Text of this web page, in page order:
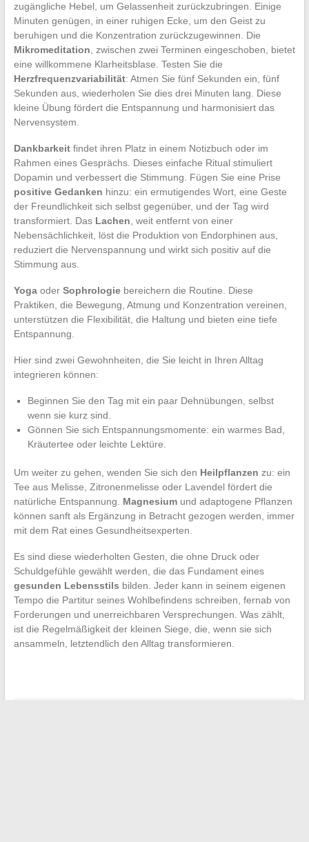
zugängliche Hebel, um Gelassenheit zurückzubringen. Einige
Minuten genügen, in einer ruhigen Ecke, um den Geist zu
beruhigen und die Konzentration zurückzugewinnen. Die
Mikromeditation , zwischen zwei Terminen eingeschoben, bietet
eine willkommene Klarheitsblase. Testen Sie die
Herzfrequenzvariabilität: Atmen Sie fünf Sekunden ein, fünf
Sekunden aus, wiederholen Sie dies drei Minuten lang. Diese
kleine Übung fördert die Entspannung und harmonisiert das
Nervensystem.
Dankbarkeitfindet ihren Platz in einem Notizbuch oder im
Rahmen eines Gesprächs. Dieses einfache Ritual stimuliert
Dopamin und verbessert die Stimmung. Fügen Sie eine Prise
positive Gedanken hinzu: ein ermutigendes Wort, eine Geste
der Freundlichkeit sich selbst gegenüber, und der Tag wird
transformiert. Das Lachen , weit entfernt von einer
Nebensächlichkeit, löst die Produktion von Endorphinen aus,
reduziert die Nervenspannung und wirkt sich positiv auf die
Stimmung aus.
Yogaoder Sophrologiebereichern die Routine. Diese
Praktiken, die Bewegung, Atmung und Konzentration vereinen,
unterstützen die Flexibilität, die Haltung und bieten eine tiefe
Entspannung.
Hier sind zwei Gewohnheiten, die Sie leicht in Ihren Alltag
integrieren können:
Beginnen Sie den Tag mit ein paar Dehnübungen, selbst
wenn sie kurz sind.
Gönnen Sie sich Entspannungsmomente: ein warmes Bad,
Kräutertee oder leichte Lektüre.
Um weiter zu gehen, wenden Sie sich den Heilpflanzen zu: ein
Tee aus Melisse, Zitronenmelisse oder Lavendel fördert die
natürliche Entspannung. Magnesiumund adaptogene Pflanzen
können sanft als Ergänzung in Betracht gezogen werden, immer
mit dem Rat eines Gesundheitsexperten.
Es sind diese wiederholten Gesten, die ohne Druck oder
Schuldgefühle gewählt werden, die das Fundament eines
gesunden Lebensstils bilden. Jeder kann in seinem eigenen
Tempo die Partitur seines Wohlbefindens schreiben, fernab von
Forderungen und unerreichbaren Versprechungen. Was zählt,
ist die Regelmäßigkeit der kleinen Siege, die, wenn sie sich
ansammeln, letztendlich den Alltag transformieren.